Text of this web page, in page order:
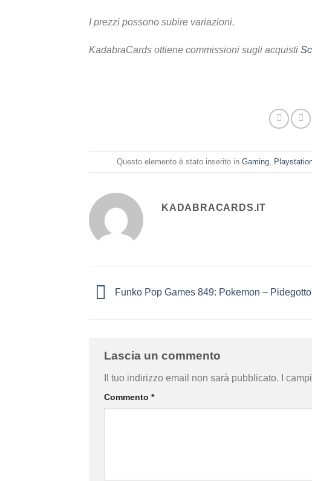
I prezzi possono subire variazioni.
KadabraCards ottiene commissioni sugli acquisti
Questo elemento è stato inserito in Gaming,
KADABRACARDS.IT
Funko Pop Games 849: Pokemon – Pidegotto
Lascia un commento
Il tuo indirizzo email non sarà pubblicato. I
Commento *